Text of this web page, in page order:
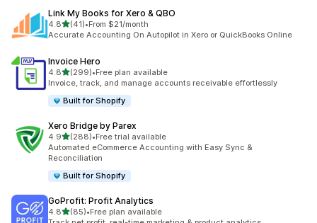
Link My Books for Xero & QBO
4.8별 5개 중
(41)
총 리뷰 41개
•From $21/month
Accurate Accounting On Autopilot in Xero or QuickBooks Online
Invoice Hero
4.8별 5개 중
(299)
총 리뷰 299개
•Free plan available
Invoice, track, and manage accounts receivable effortlessly
Built for Shopify
Xero Bridge by Parex
4.9별 5개 중
(288)
총 리뷰 288개
•Free trial available
Automated eCommerce Accounting with Easy Sync &
Reconciliation
Built for Shopify
GoProfit: Profit Analytics
4.8별 5개 중
(85)
총 리뷰 85개
•Free plan available